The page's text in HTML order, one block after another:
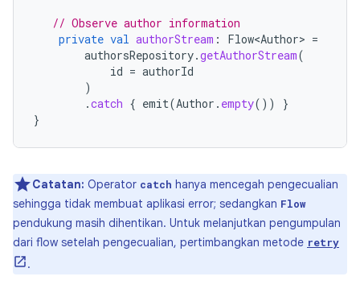
// Observe author information
private val authorStream : Flow<Author> =
authorsRepository.getAuthorStream(
id = authorId
)
.catch { emit(Author . empty())
}
}
Catatan: Operator catch hanya mencegah pengecualian
sehingga tidak membuat aplikasi error; sedangkan Flow
pendukung masih dihentikan. Untuk melanjutkan pengumpulan
dari flow setelah pengecualian, pertimbangkan metode retry
.